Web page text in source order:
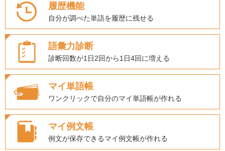
履歴機能
自分が調べた単語を履歴に残せる
語彙力診断
診断回数が1日2回から1日4回に増える
マイ単語帳
ワンクリックで自分のマイ単語帳が作れる
マイ例文帳
例文が保存できるマイ例文帳が作れる